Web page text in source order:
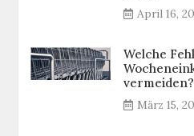
April 16,
Welche
vermeiden?
März 15,